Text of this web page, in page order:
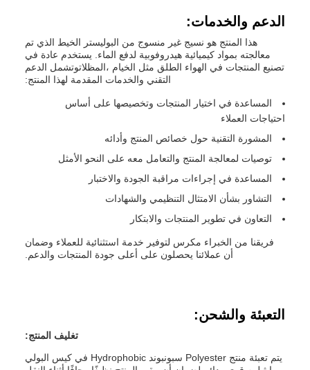
الدعم والخدمات:
هذا المنتج هو نسيج غير منسوج من البوليستر الخيط الذي تم
معالجته بمواد كيميائية هيدروفوبية لدفع الماء. يستخدم عادة في
تصنيع المنتجات في الهواء الطلق مثل الخيام ،المظلاتوتشمل الدعم
التقني والخدمات المقدمة لهذا المنتج:
المساعدة في اختيار المنتجات وتخصيصها على أساس
احتياجات العملاء
المشورة التقنية حول خصائص المنتج وأدائه
توصيات لمعالجة المنتج والتعامل معه على النحو الأمثل
المساعدة في إجراءات مراقبة الجودة والاختبار
التشاور بشأن الامتثال التنظيمي والشهادات
التعاون في تطوير المنتجات والابتكار
فريقنا من الخبراء مكرس لتوفير خدمة استثنائية للعملاء وضمان
أن عملائنا يحصلون على أعلى جودة المنتجات والدعم.
التعبئة والشحن:
تغليف المنتج:
يتم تعبئة منتج Polyester سبونبوند Hydrophobic في كيس البولي